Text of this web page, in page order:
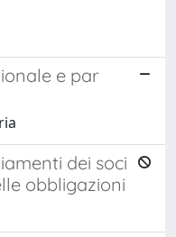
e par
dei soci
obbligazioni